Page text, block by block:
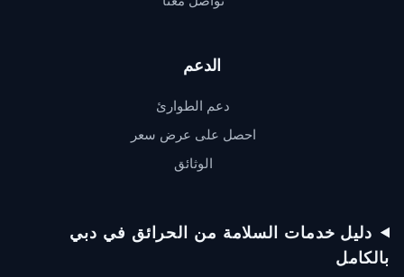
الدعم
دعم الطوارئ
احصل على عرض سعر
الوثائق
دليل خدمات السلامة من الحرائق في دبي
بالكامل